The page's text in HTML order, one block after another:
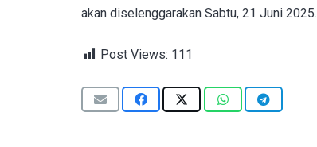
akan diselenggarakan Sabtu, 21 Juni 2025.
Post Views: 111